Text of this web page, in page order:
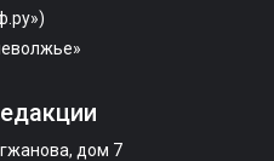
дом 7